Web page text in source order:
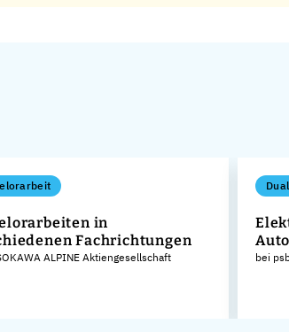
in
Fachrichtungen
ALPINE Aktiengesellschaft bei